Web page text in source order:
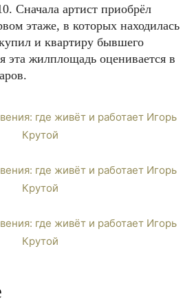
Сначала артист приобрёл
этаже, в которых находилась
и квартиру бывшего
эта жилплощадь оценивается в